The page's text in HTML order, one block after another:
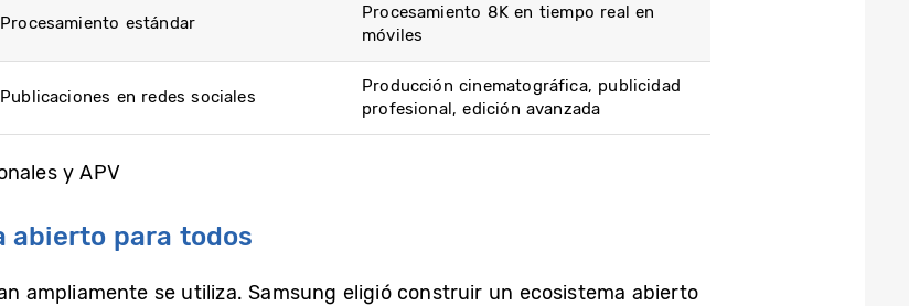
Procesamiento estándar
Procesamiento 8K en tiempo real en
móviles
Publicaciones en redes sociales
Producción cinematográfica, publicidad
profesional, edición avanzada
y APV
abierto para todos
ampliamente se utiliza. Samsung eligió construir un ecosistema abierto